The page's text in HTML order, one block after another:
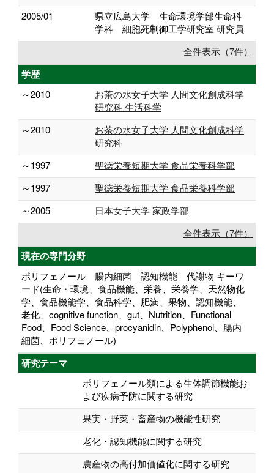
2005/01
県立広島大学 生命環境学部生命科
学科 細胞死制御工学研究室 研究員
全件表示（7件）
学歴
～2010
お茶の水女子大学 人間文化創成科学
研究科 生活科学
～2010
お茶の水女子大学 人間文化創成科学
研究科
～1997
聖徳栄養短期大学 食品栄養科学部
～1997
聖徳栄養短期大学 食品栄養科学部
～2005
日本女子大学 家政学部
全件表示（7件）
現在の専門分野
ポリフェノール 腸内細菌 認知機能 代謝物 キーワ
ード(生命・環境、食品機能、栄養、栄養学、天然物化
学、食品機能学、食品科学、肥満、果物、認知機能、
老化、cognitive function、gut、Nutrition、Functional
Food、Food Science、procyanidin、Polyphenol、腸内
細菌、ポリフェノール)
研究テーマ
ポリフェノール類による生体調節機能お
よび疾病予防に関する研究
果実・野菜・畜産物の機能性研究
老化・認知機能に関する研究
農産物の高付加価値化に関する研究